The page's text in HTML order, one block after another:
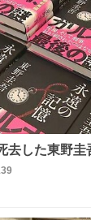
去した東野
リレオ」シリ
68歳で亡くなった作